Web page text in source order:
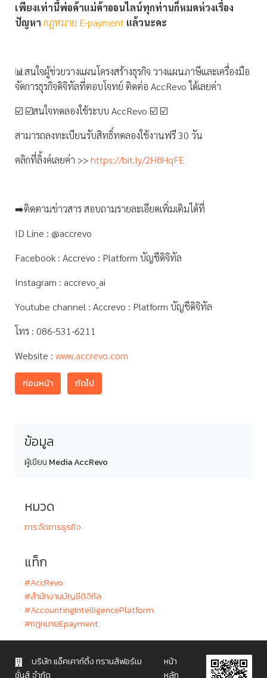
เพียงเท่านี้พ่อค้าแม่ค้าออนไลน์ทุกท่านก็หมดห่วงเรื่อง
ปัญหา กฎหมาย E-payment แล้วนะคะ
📊สนใจผู้ช่วยวางแผนโครงสร้างธุรกิจ วางแผนภาษีและเครื่องมือ
จัดการธุรกิจดิจิทัลที่ตอบโจทย์ ติดต่อ AccRevo ได้เลยค่า
☑️ ☑️สนใจทดลองใช้ระบบ AccRevo ☑️ ☑️
สามารถลงทะเบียนรับสิทธิ์ทดลองใช้งานฟรี 30 วัน
คลิกที่ลิ้งค์เลยค่า >>https://bit.ly/2H8HqFE
➡️ติดตามข่าวสาร สอบถามรายละเอียดเพิ่มเติมได้ที่
ID Line : @accrevo
Facebook : Accrevo : Platform บัญชีดิจิทัล
Instagram : accrevo_ai
Youtube channel : Accrevo : Platform บัญชีดิจิทัล
โทร : 086-531-6211
Website : www.accrevo.com
ก่อนหน้า ถัดไป
ข้อมูล
ผู้เขียน Media AccRevo
หมวด
การจัดการธุรกิจ
แท็ก
#AccRevo
#สำนักงานบัญชีดิจิทัล
#AccountingIntelligencePlatform
#กฎหมายEpayment
บริษัท แอ็คเคาท์ติ้ง ทรานส์ฟอร์เม
ชั่นส์ จำกัด
หน้า
หลัก